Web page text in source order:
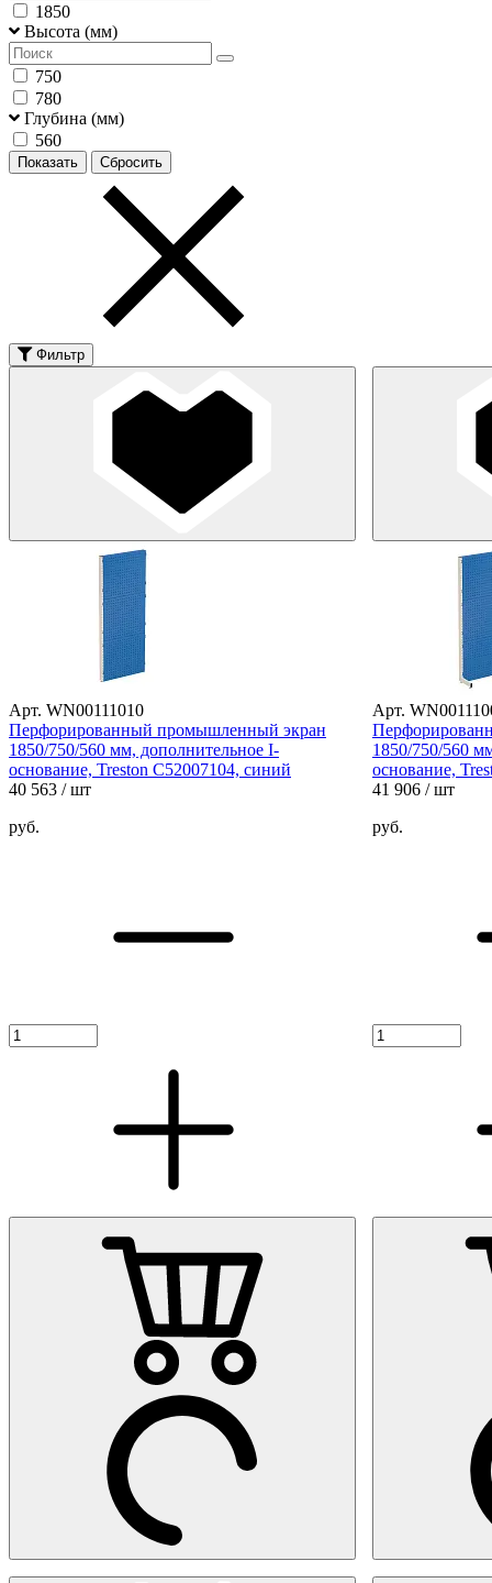
1850
Высота (мм)
750
780
Глубина (мм)
560
Фильтр
Арт. WN00111010
Перфорированный промышленный экран
1850/750/560 мм, дополнительное I-
основание, Treston C52007104, синий
40 563 / шт
руб.
Арт.
1850/750/560
основание,
41 906 / шт
руб.